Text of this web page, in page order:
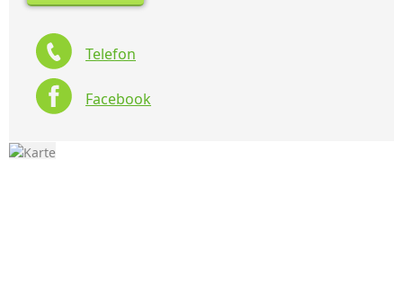
Telefon
Facebook